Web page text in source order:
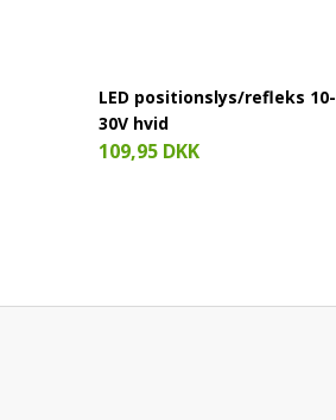
LED positionslys/refleks 10-
30V hvid
109,95 DKK